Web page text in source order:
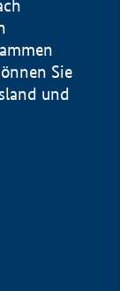
Sie
und